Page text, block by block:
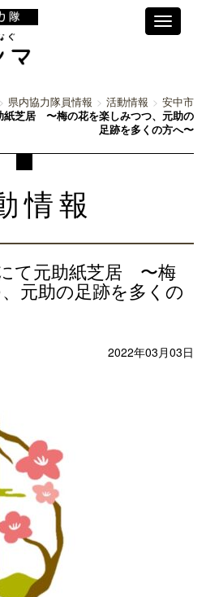
Toggle
県内協力隊員情報 活動情報
安中市
紙芝居 〜梅の花を楽しみつつ、元助の
足跡を多くの方へ〜
情報
て元助紙芝居 〜梅
元助の足跡を多くの
2022年03月03日